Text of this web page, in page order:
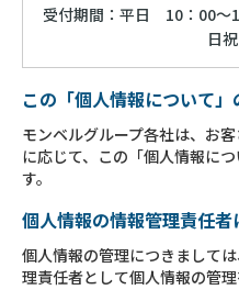
受付期間：平日 10：00
日
この「個人情報について
モンベルグループ各社は、お
に応じて、この「個人情報に
す。
個人情報の情報管理責任者
個人情報の管理につきまして
理責任者として個人情報の管理